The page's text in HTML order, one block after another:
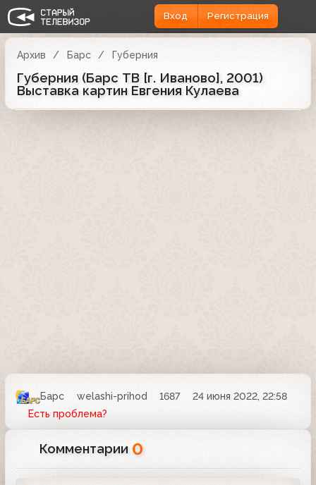
Вход Регистрация
Архив Барс Губерния
Губерния (Барс ТВ [г. Иваново], 2001)
Выставка картин Евгения Кулаева
Барс welashi-prihod 1687
24 июня 2022, 22:58
Есть проблема?
Комментарии 0